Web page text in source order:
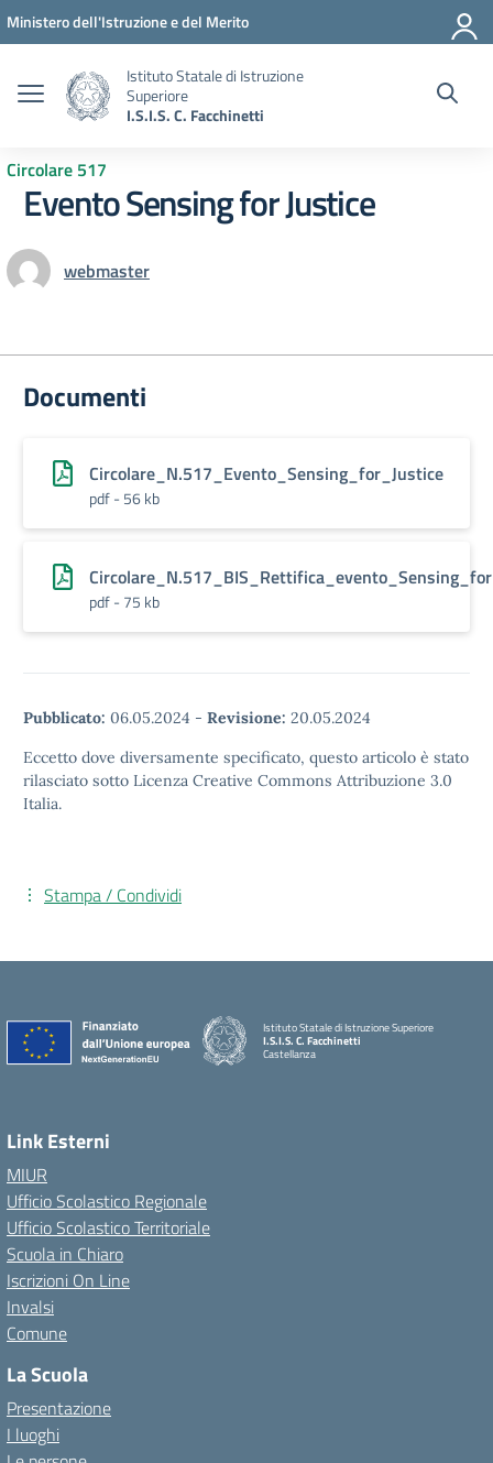
Vai ai contenuti
Vai al menu di navigazione
Vai al footer
Ministero dell'Istruzione e del Merito
Istituto Statale di Istruzione
Superiore
I.S.I.S. C. Facchinetti
Circolare 517
Evento Sensing for Justice
webmaster
Documenti
Circolare_N.517_Evento_Sensing_for_Justice
pdf - 56 kb
pdf - 75 kb
Pubblicato: 06.05.2024 - Revisione: 20.05.2024
Eccetto dove diversamente specificato, questo articolo è stato
rilasciato sotto Licenza Creative Commons Attribuzione 3.0
Italia.
Stampa / Condividi
Istituto Statale di Istruzione Superiore
I.S.I.S. C. Facchinetti
Castellanza
Link Esterni
MIUR
Ufficio Scolastico Regionale
Ufficio Scolastico Territoriale
Scuola in Chiaro
Iscrizioni On Line
Invalsi
Comune
La Scuola
Presentazione
I luoghi